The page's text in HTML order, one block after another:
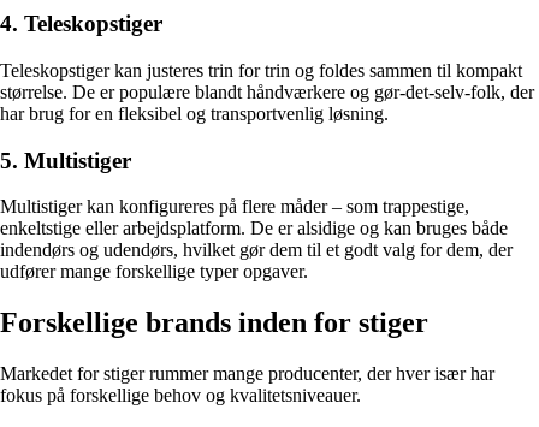
4. Teleskopstiger
Teleskopstiger kan justeres trin for trin og foldes sammen til kompakt
størrelse. De er populære blandt håndværkere og gør-det-selv-folk, der
har brug for en fleksibel og transportvenlig løsning.
5. Multistiger
Multistiger kan konfigureres på flere måder – som trappestige,
enkeltstige eller arbejdsplatform. De er alsidige og kan bruges både
indendørs og udendørs, hvilket gør dem til et godt valg for dem, der
udfører mange forskellige typer opgaver.
Forskellige brands inden for stiger
Markedet for stiger rummer mange producenter, der hver især har
fokus på forskellige behov og kvalitetsniveauer.